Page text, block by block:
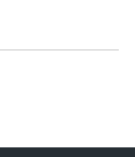
婚程序的流程步